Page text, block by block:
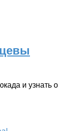
и узнать о